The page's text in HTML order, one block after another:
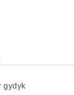
gydyk